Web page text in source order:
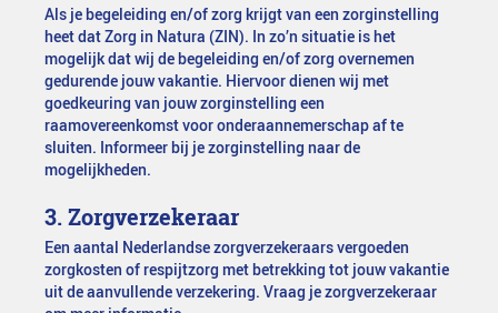
Als je begeleiding en/of zorg krijgt van een zorginstelling
heet dat Zorg in Natura (ZIN). In zo’n situatie is het
mogelijk dat wij de begeleiding en/of zorg overnemen
gedurende jouw vakantie. Hiervoor dienen wij met
goedkeuring van jouw zorginstelling een
raamovereenkomst voor onderaannemerschap af te
sluiten. Informeer bij je zorginstelling naar de
mogelijkheden.
3. Zorgverzekeraar
Een aantal Nederlandse zorgverzekeraars vergoeden
zorgkosten of respijtzorg met betrekking tot jouw vakantie
uit de aanvullende verzekering. Vraag je zorgverzekeraar